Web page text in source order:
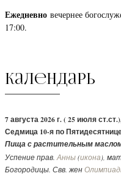
Ежедневновечернее
17:00.
Календарь
7 августа 2026 г. ( 25 июля
Седмица 10-я по
Пища с растительным
Успение прав.Анны (икона),
Богородицы. Свв. жен